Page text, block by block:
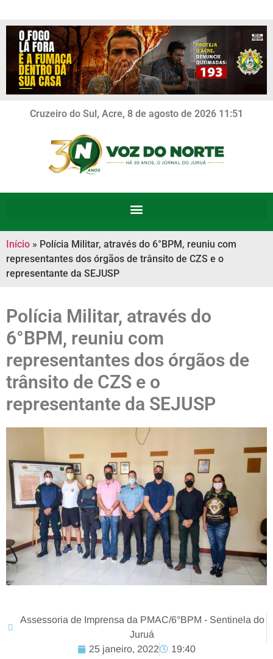
Cruzeiro do Sul, Acre, 8 de agosto de 2026 11:51
Início » Polícia Militar, através do 6°BPM, reuniu com
representantes dos órgãos de trânsito de CZS e o
representante da SEJUSP
Polícia Militar, através do
6°BPM, reuniu com
representantes dos órgãos de
trânsito de CZS e o
representante da SEJUSP
Assessoria de Imprensa da PMAC/6°BPM - Sentinela do
Juruá
25 janeiro, 2022
19:40